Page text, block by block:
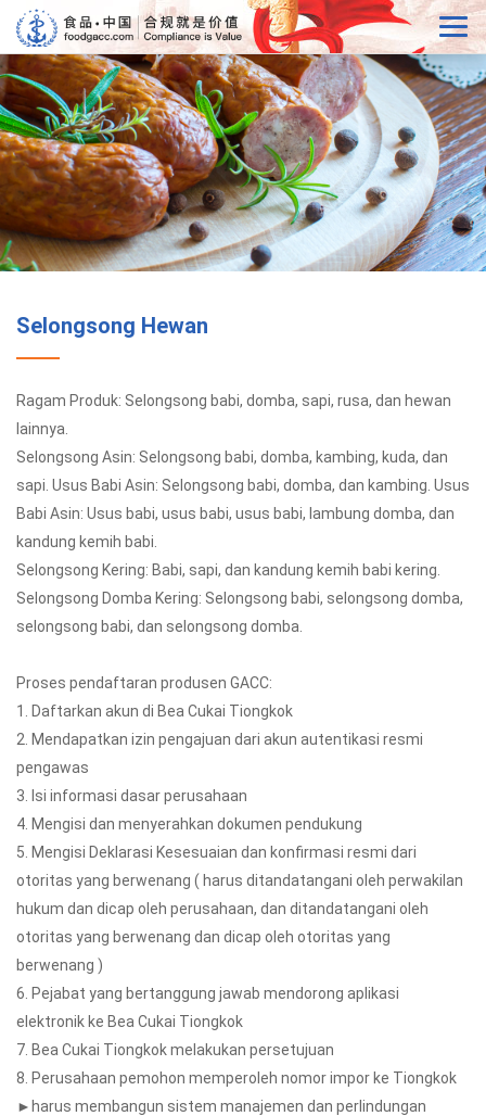
Selongsong Hewan
Ragam Produk: Selongsong babi, domba, sapi, rusa, dan hewan
lainnya.
Selongsong Asin: Selongsong babi, domba, kambing, kuda, dan
sapi. Usus Babi Asin: Selongsong babi, domba, dan kambing. Usus
Babi Asin: Usus babi, usus babi, usus babi, lambung domba, dan
kandung kemih babi.
Selongsong Kering: Babi, sapi, dan kandung kemih babi kering.
Selongsong Domba Kering: Selongsong babi, selongsong domba,
selongsong babi, dan selongsong domba.
Proses pendaftaran produsen GACC:
1. Daftarkan akun di Bea Cukai Tiongkok
2. Mendapatkan izin pengajuan dari akun autentikasi resmi
pengawas
3. Isi informasi dasar perusahaan
4. Mengisi dan menyerahkan dokumen pendukung
5. Mengisi Deklarasi Kesesuaian dan konfirmasi resmi dari
otoritas yang berwenang ( harus ditandatangani oleh perwakilan
hukum dan dicap oleh perusahaan, dan ditandatangani oleh
otoritas yang berwenang dan dicap oleh otoritas yang
berwenang )
6. Pejabat yang bertanggung jawab mendorong aplikasi
elektronik ke Bea Cukai Tiongkok
7. Bea Cukai Tiongkok melakukan persetujuan
8. Perusahaan pemohon memperoleh nomor impor ke Tiongkok
►harus membangun sistem manajemen dan perlindungan